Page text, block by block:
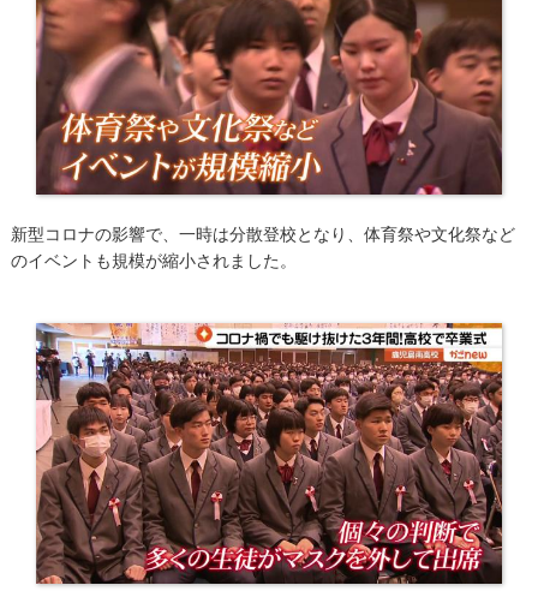
新型コロナの影響で、一時は分散登校となり、体育祭や文化祭など
のイベントも規模が縮小されました。